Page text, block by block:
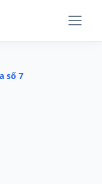
Menu
số 7